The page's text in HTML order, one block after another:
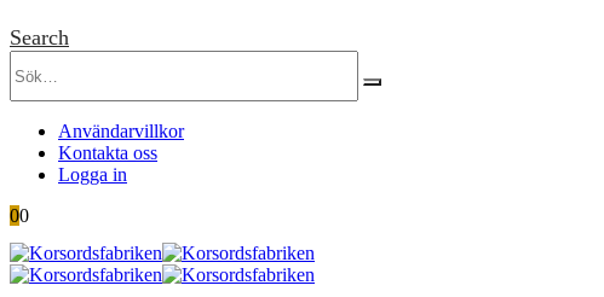
Search
Användarvillkor
Kontakta oss
Logga in
00